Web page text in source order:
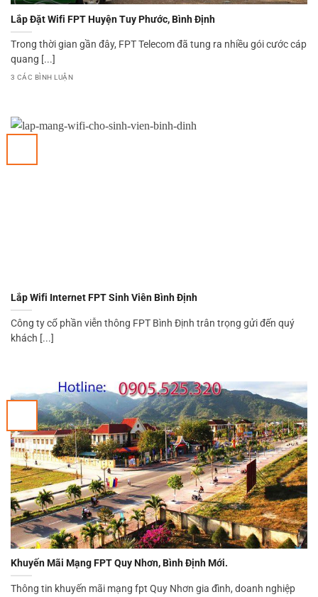
Lắp Đặt Wifi FPT Huyện Tuy Phước, Bình Định
Trong thời gian gần đây, FPT Telecom đã tung ra nhiều gói cước cáp
quang [...]
3 CÁC BÌNH LUẬN
Lắp Wifi Internet FPT Sinh Viên Bình Định
Công ty cổ phần viễn thông FPT Bình Định trân trọng gửi đến quý
khách [...]
Khuyến Mãi Mạng FPT Quy Nhơn, Bình Định Mới.
Thông tin khuyến mãi mạng fpt Quy Nhơn gia đình, doanh nghiệp